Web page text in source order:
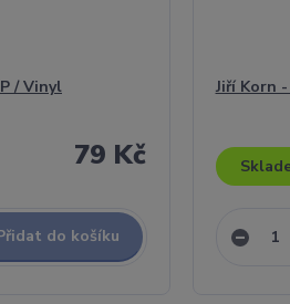
/ Vinyl
79 Kč
do košíku
Jiří Korn